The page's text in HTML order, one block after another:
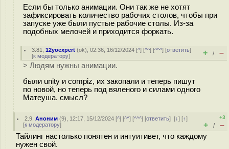
Если бы только анимации. Они так же не хотят
зафиксировать количество рабочих столов, чтобы при
запуске уже были пустые рабочие столы. Из-за
подобных мелочей и приходится форкать.
3.81 ,12yoexpert (ok), 02:36, 16/12/2024 [^] [^^] [^^^] [ответить]
[к модератору] + / –
> Людям нужны анимации.
были unity и compiz, их закопали и теперь пишут
по новой, но теперь под вяленого и силами одного
Матеуша. смысл?
2.9 ,Аноним (9), 12:17, 15/12/2024 [^] [^^] [^^^] [ответить][↓] [↑]
[к модератору]
+3
+ / –
Тайлинг настолько понятен и интуитивет, что каждому
нужен свой.